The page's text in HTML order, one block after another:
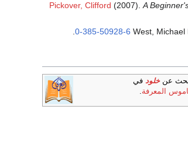
Pickover, Clifford (2007). A
West, Michael
0-385-50928-6
عنخلود في
المعرفة.